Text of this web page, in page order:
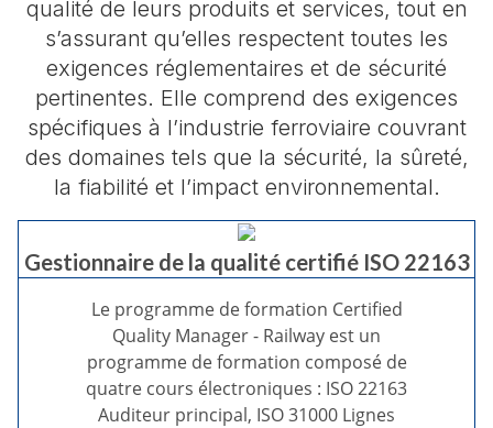
qualité de leurs produits et services, tout en
s’assurant qu’elles respectent toutes les
exigences réglementaires et de sécurité
pertinentes. Elle comprend des exigences
spécifiques à l’industrie ferroviaire couvrant
des domaines tels que la sécurité, la sûreté,
la fiabilité et l’impact environnemental.
Gestionnaire de la qualité certifié ISO 22163
Le programme de formation Certified
Quality Manager - Railway est un
programme de formation composé de
quatre cours électroniques : ISO 22163
Auditeur principal, ISO 31000 Lignes